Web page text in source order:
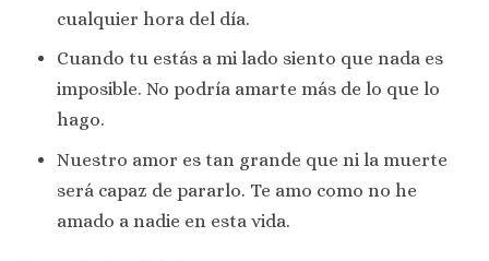
cualquier hora del día.
Cuando tu estás a mi lado siento que nada es
imposible. No podría amarte más de lo que lo
hago.
Nuestro amor es tan grande que ni la muerte
será capaz de pararlo. Te amo como no he
amado a nadie en esta vida.